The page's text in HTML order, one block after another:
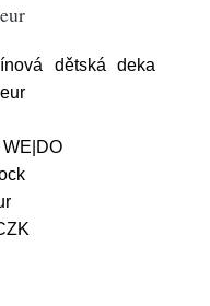
dětská deka
WE|DO